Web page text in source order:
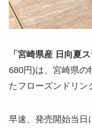
「宮崎県産 日向夏
680円)は、宮崎県の
たフローズンドリン
早速、発売開始当日